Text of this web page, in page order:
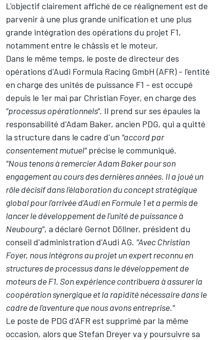
L'objectif clairement affiché de ce réalignement est de
parvenir à une plus grande unification et une plus
grande intégration des opérations du projet F1,
notamment entre le châssis et le moteur.
Dans le même temps, le poste de directeur des
opérations d'Audi Formula Racing GmbH (AFR) - l'entité
en charge des unités de puissance F1 - est occupé
depuis le 1er mai par Christian Foyer, en charge des
"processus opérationnels". Il prend sur ses épaules la
responsabilité d'Adam Baker, ancien PDG, qui a quitté
la structure dans le cadre d'un "accord par
consentement mutuel"précise le communiqué.
"Nous tenons à remercier Adam Baker pour son
engagement au cours des dernières années. Il a joué un
rôle décisif dans l'élaboration du concept stratégique
global pour l'arrivée d'Audi en Formule 1 et a permis de
lancer le développement de l'unité de puissance à
Neubourg", a déclaré Gernot Döllner, président du
conseil d'administration d'Audi AG. "Avec Christian
Foyer, nous intégrons au projet un expert reconnu en
structures de processus dans le développement de
moteurs de F1. Son expérience contribuera à assurer la
coopération synergique et la rapidité nécessaire dans le
cadre de l'aventure que nous avons entreprise."
Le poste de PDG d'AFR est supprimé par la même
occasion, alors que Stefan Dreyer va y poursuivre sa